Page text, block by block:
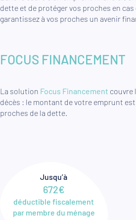
dette et de protéger vos proches en
garantissez à vos proches un avenir
FOCUS FINANCEMENT
La solution Focus Financement couvre
décès : le montant de votre emprunt
proches de la dette.
Jusqu’à
672€
déductible fiscalement
par membre du ménage